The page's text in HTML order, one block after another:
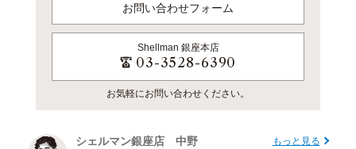
お問い合わせフォーム
Shellman 銀座本店
03-3528-6390
お気軽にお問い合わせください。
シェルマン銀座店 中野
もっと見る